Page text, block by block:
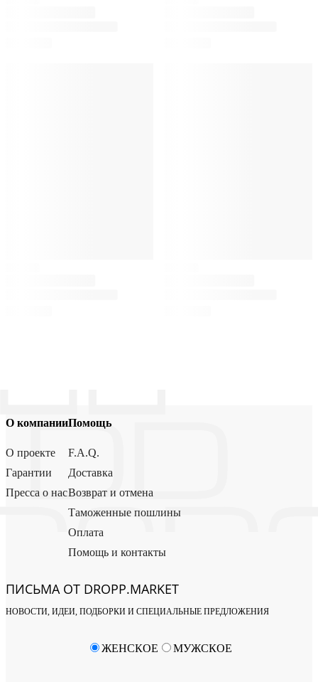
О компании
О проекте
Гарантии
Пресса о нас
Помощь
F.A.Q.
Доставка
Возврат и отмена
Таможенные пошлины
Оплата
Помощь и контакты
ПИСЬМА ОТ DROPP.MARKET
НОВОСТИ, ИДЕИ, ПОДБОРКИ И СПЕЦИАЛЬНЫЕ ПРЕДЛОЖЕНИЯ
ЖЕНСКОЕ МУЖСКОЕ